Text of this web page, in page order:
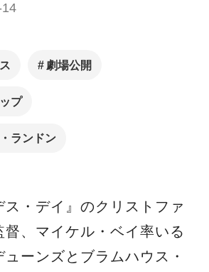
劇場公開
プ
ランドン
ス・デイ』のクリストファ
督、マイケル・ベイ率いる
ーンズとブラムハウス・